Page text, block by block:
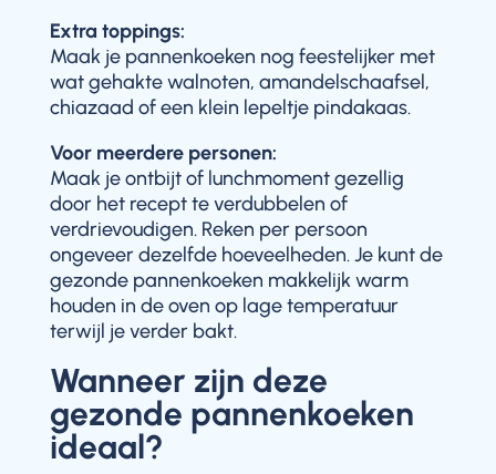
Extra toppings:
Maak je pannenkoeken nog feestelijker met
wat gehakte walnoten, amandelschaafsel,
chiazaad of een klein lepeltje pindakaas.
Voor meerdere personen:
Maak je ontbijt of lunchmoment gezellig
door het recept te verdubbelen of
verdrievoudigen. Reken per persoon
ongeveer dezelfde hoeveelheden. Je kunt de
gezonde pannenkoeken makkelijk warm
houden in de oven op lage temperatuur
terwijl je verder bakt.
Wanneer zijn deze
gezonde pannenkoeken
ideaal?